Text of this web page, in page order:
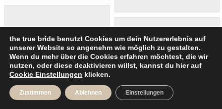
the true bride benutzt Cookies um dein Nutzererlebnis auf
unserer Website so angenehm wie möglich zu gestalten.
Wenn du mehr über die Cookies erfahren möchtest, die wir
nutzen, oder diese deaktivieren willst, kannst du hier auf
Cookie Einstellungen klicken.
Zustimmen Ablehnen Einstellungen